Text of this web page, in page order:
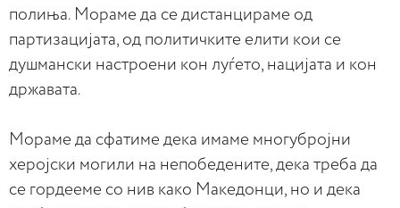
полиња. Мораме да се дистанцираме од
партизацијата, од политичките елити кои се
душмански настроени кон луѓето, нацијата и кон
државата.
Мораме да сфатиме дека имаме многубројни
херојски могили на непобедените, дека треба да
се гордееме со нив како Македонци, но и дека